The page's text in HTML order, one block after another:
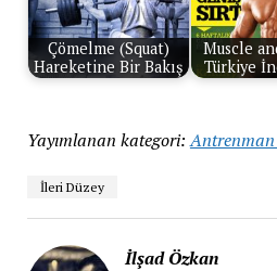
Çömelme (Squat)
Hareketine Bir Bakış
Muscle
Türkiye
Yayımlanan kategori: Antrenman
İleri Düzey
İlşad Özkan